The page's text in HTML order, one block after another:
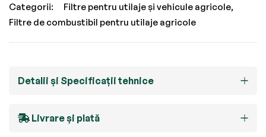
Categorii:
Filtre pentru utilaje și vehicule agricole
Filtre de combustibil pentru utilaje agricole
Detalii și Specificații tehnice
Livrare și plată